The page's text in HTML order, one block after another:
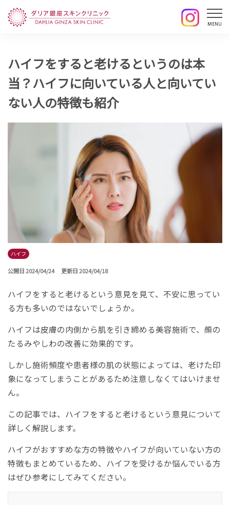
ハイフをすると老けるというのは本
当？ハイフに向いている人と向いてい
ない人の特徴も紹介
ハイフ
公開日 2024/04/24 更新日 2024/04/18
ハイフをすると老けるという意見を見て、不安に思ってい
る方も多いのではないでしょうか。
ハイフは皮膚の内側から肌を引き締める美容施術で、顔の
たるみやしわの改善に効果的です。
しかし施術頻度や患者様の肌の状態によっては、老けた印
象になってしまうことがあるため注意しなくてはいけませ
ん。
この記事では、ハイフをすると老けるという意見について
詳しく解説します。
ハイフがおすすめな方の特徴やハイフが向いていない方の
特徴もまとめているため、ハイフを受けるか悩んでいる方
はぜひ参考にしてみてください。